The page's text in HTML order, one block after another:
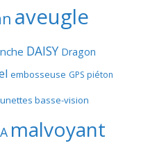
aveugle
DAISY Dragon
embosseuse GPS piéton
basse-vision
malvoyant